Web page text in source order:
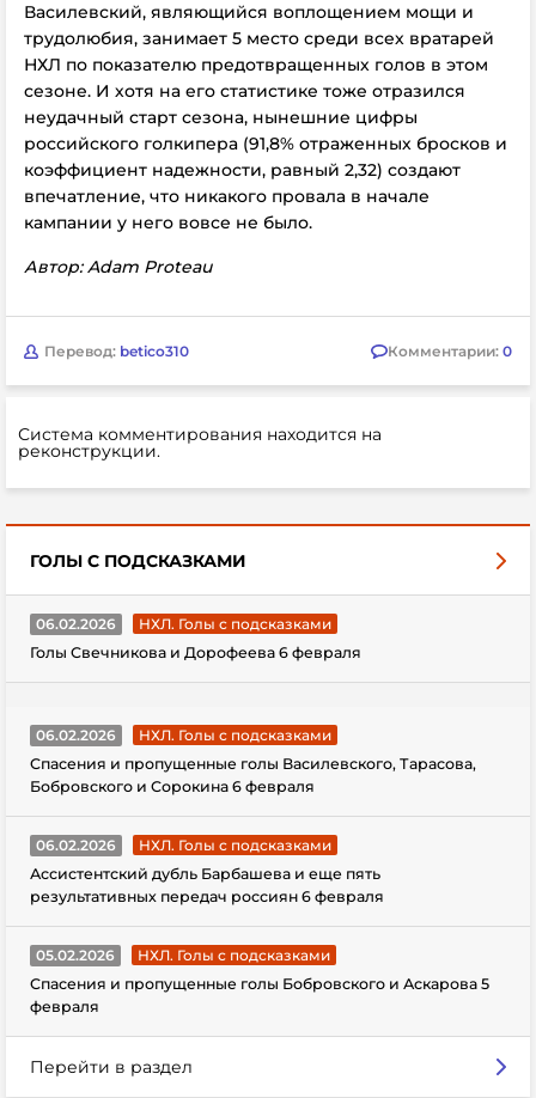
Василевский, являющийся воплощением мощи и
трудолюбия, занимает 5 место среди всех вратарей
НХЛ по показателю предотвращенных голов в этом
сезоне. И хотя на его статистике тоже отразился
неудачный старт сезона, нынешние цифры
российского голкипера (91,8% отраженных бросков и
коэффициент надежности, равный 2,32) создают
впечатление, что никакого провала в начале
кампании у него вовсе не было.
Автор: Adam Proteau
Перевод: betico310 Комментарии: 0
Система комментирования находится на
реконструкции.
ГОЛЫ С ПОДСКАЗКАМИ
06.02.2026
НХЛ. Голы с подсказками
Голы Свечникова и Дорофеева 6 февраля
06.02.2026
НХЛ. Голы с подсказками
Спасения и пропущенные голы Василевского, Тарасова,
Бобровского и Сорокина 6 февраля
06.02.2026
НХЛ. Голы с подсказками
Ассистентский дубль Барбашева и еще пять
результативных передач россиян 6 февраля
05.02.2026
НХЛ. Голы с подсказками
Спасения и пропущенные голы Бобровского и Аскарова 5
февраля
Перейти в раздел